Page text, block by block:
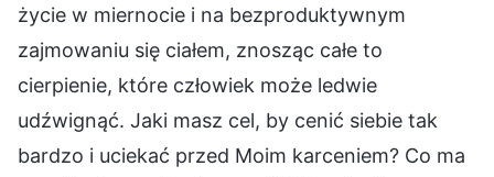
życie w miernocie i na bezproduktywnym
zajmowaniu się ciałem, znosząc całe to
cierpienie, które człowiek może ledwie
udźwignąć. Jaki masz cel, by cenić siebie tak
bardzo i uciekać przed Moim karceniem? Co ma